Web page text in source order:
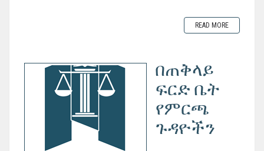
READ MORE
በጠቅላይ
ፍርድ ቤት
የምርጫ
ጉዳዮችን